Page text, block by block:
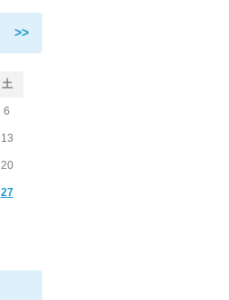
>>
土
6
13
20
27